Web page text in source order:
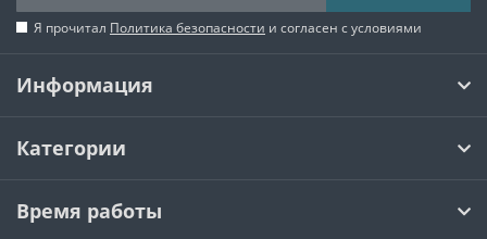
Я прочитал Политика безопасности и согласен с условиями
Информация
Категории
Время работы